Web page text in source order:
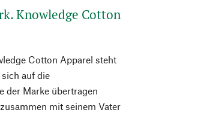
Knowledge Cotton
Cotton Apparel steht
auf die
der Marke übertragen
mit seinem Vater